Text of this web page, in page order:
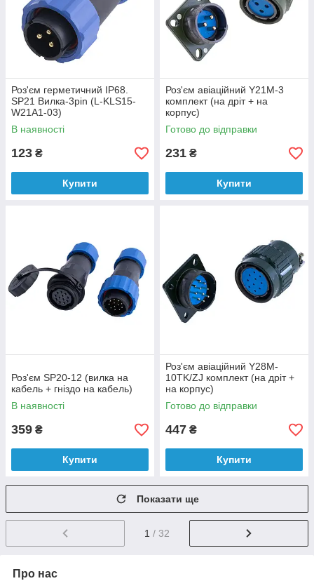
Роз'єм герметичний IP68.
SP21 Вилка-3pin (L-KLS15-
W21A1-03)
В наявності
123 ₴
Купити
Роз'єм авіаційний Y21M-3
комплект (на дріт + на
корпус)
Готово до відправки
231 ₴
Купити
Роз'єм SP20-12 (вилка на
кабель + гніздо на кабель)
В наявності
359 ₴
Купити
Роз'єм авіаційний Y28M-
10TK/ZJ комплект (на дріт +
на корпус)
Готово до відправки
447 ₴
Купити
Показати ще
1 / 32
Про нас